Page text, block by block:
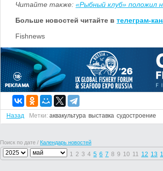
Читайте также: «Рыбный клуб» положил
Больше новостей читайте в телеграм-
Fishnews
Назад Метки: аквакультура выставка судостроение
Поиск по дате / Календарь новостей
1 2 3 4 5 6 7 8 9 10 11 12 13